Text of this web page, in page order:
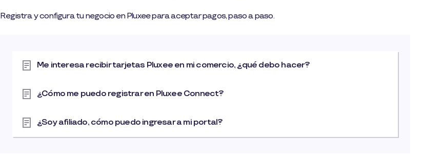
Registra y configura tu negocio en Pluxee para aceptar pagos, paso a paso.
Me interesa recibir tarjetas Pluxee en mi comercio, ¿qué debo hacer?
¿Cómo me puedo registrar en Pluxee Connect?
¿Soy afiliado, cómo puedo ingresar a mi portal?